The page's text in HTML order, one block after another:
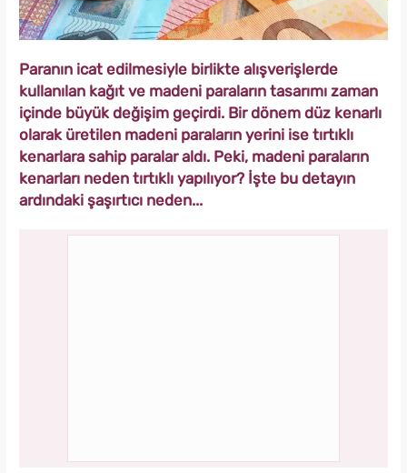
Paranın icat edilmesiyle birlikte alışverişlerde
kullanılan kağıt ve madeni paraların tasarımı zaman
içinde büyük değişim geçirdi. Bir dönem düz kenarlı
olarak üretilen madeni paraların yerini ise tırtıklı
kenarlara sahip paralar aldı. Peki, madeni paraların
kenarları neden tırtıklı yapılıyor? İşte bu detayın
ardındaki şaşırtıcı neden...